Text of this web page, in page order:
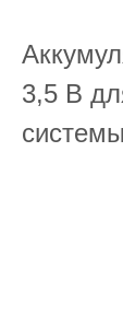
3,5 В
системы